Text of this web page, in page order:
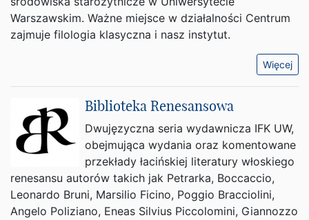
Warszawskim. Ważne miejsce w działalności Centrum
zajmuje filologia klasyczna i nasz instytut.
Więcej
Biblioteka Renesansowa
Dwujęzyczna seria wydawnicza IFK UW,
obejmująca wydania oraz komentowane
przekłady łacińskiej literatury włoskiego
renesansu autorów takich jak Petrarka, Boccaccio,
Leonardo Bruni, Marsilio Ficino, Poggio Bracciolini,
Angelo Poliziano, Eneas Silvius Piccolomini, Giannozzo